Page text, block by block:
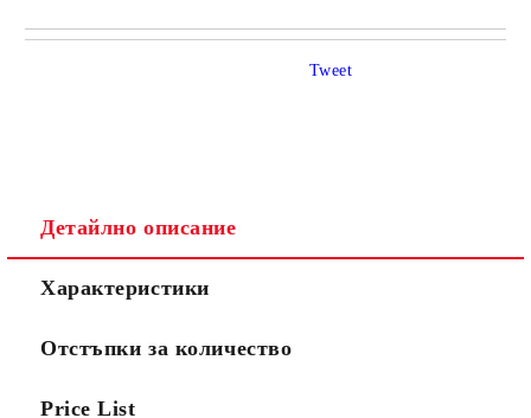
САМО ПОПЪЛНЕТЕ 4 ПОЛЕТА
Tweet
Детайлно описание
Характеристики
Отстъпки за количество
Price List